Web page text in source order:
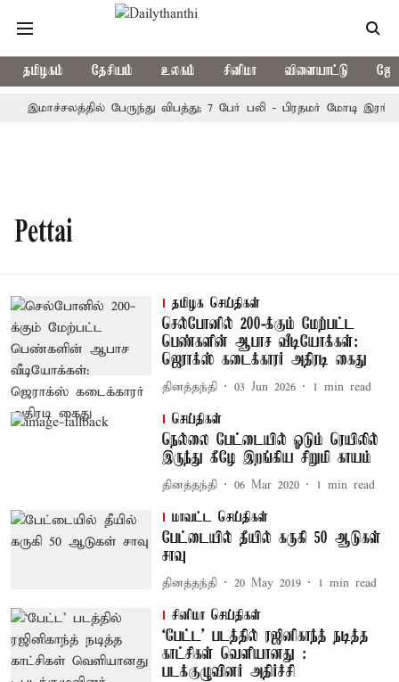
தமிழகம் தேசியம் உலகம் சினிமா விளையாட்டு
இமாச்சலத்தில் பேருந்து விபத்து; 7 பேர் பலி - பிரதமர் மோடி
Pettai
தமிழக செய்திகள்
செல்போனில் 200-க்கும் மேற்பட்ட
பெண்களின் ஆபாச வீடியோக்கள்:
ஜெராக்ஸ் கடைக்காரர் அதிரடி கைது
தினத்தந்தி 03 Jun 2026 1 min read
செய்திகள்
நெல்லை பேட்டையில் ஓடும் ரெயிலில்
இருந்து கீழே இறங்கிய சிறுமி காயம்
தினத்தந்தி 06 Mar 2020 1 min read
மாவட்ட செய்திகள்
பேட்டையில் தீயில் கருகி 50 ஆடுகள்
சாவு
தினத்தந்தி 20 May 2019 1 min read
சினிமா செய்திகள்
‘பேட்ட’ படத்தில் ரஜினிகாந்த் நடித்த
காட்சிகள் வெளியானது :
படக்குழுவினர் அதிர்ச்சி